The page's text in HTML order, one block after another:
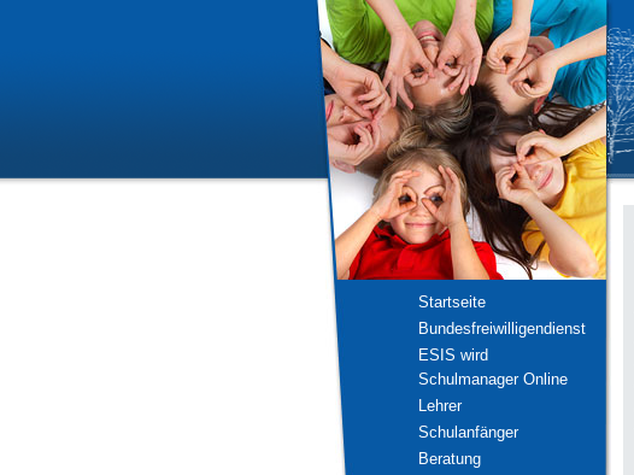
Startseite
Bundesfreiwilligendienst
ESIS wird
Schulmanager Online
Lehrer
Schulanfänger
Beratung